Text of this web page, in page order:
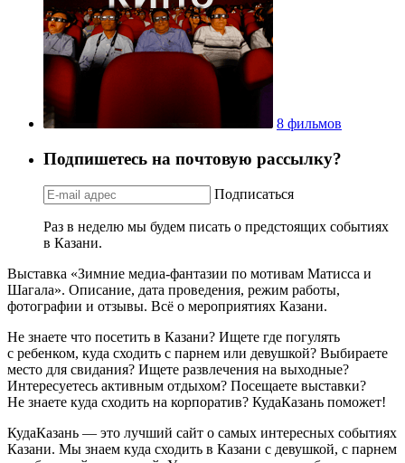
8 фильмов
Подпишетесь на почтовую рассылку?
Подписаться
Раз в неделю мы будем писать о предстоящих событиях
в Казани.
Выставка «Зимние медиа-фантазии по мотивам Матисса и
Шагала». Описание, дата проведения, режим работы,
фотографии и отзывы. Всё о мероприятиях Казани.
Не знаете что посетить в Казани? Ищете где погулять
с ребенком, куда сходить с парнем или девушкой? Выбираете
место для свидания? Ищете развлечения на выходные?
Интересуетесь активным отдыхом? Посещаете выставки?
Не знаете куда сходить на корпоратив? КудаКазань поможет!
КудаКазань — это лучший сайт о самых интересных событиях
Казани. Мы знаем куда сходить в Казани с девушкой, с парнем